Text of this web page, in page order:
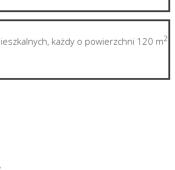
każdy o powierzchni 120 m2